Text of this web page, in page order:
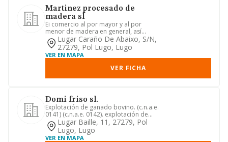
Martinez procesado de
madera sl
Ei comercio al por mayor y al por
menor de madera en general, así
como su aserrado y reparación ind...
Lugar Caraño De Abaixo, S/n,
27279, Pol Lugo, Lugo
VER EN MAPA
VER FICHA
Domi friso sl.
Explotación de ganado bovino. (c.n.a.e.
0141) (c.n.a.e. 0142). explotación de
ganado ovino, caprino...
Lugar Baille, 11, 27279, Pol
Lugo, Lugo
VER EN MAPA